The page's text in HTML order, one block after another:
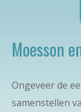
Moesson
Ongeveer de
samenstellen